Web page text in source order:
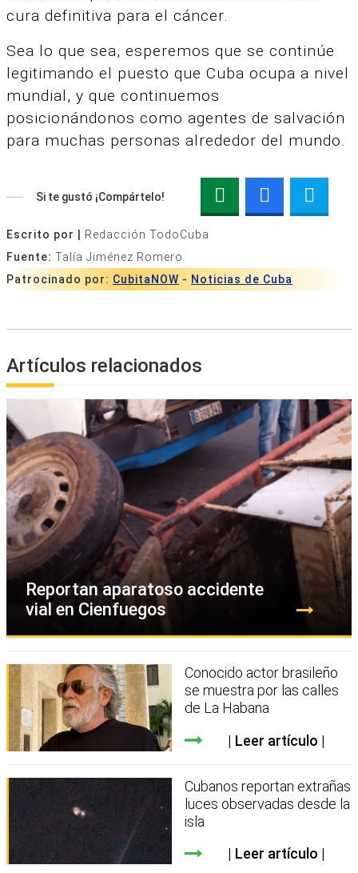
cura definitiva para el cáncer.
Sea lo que sea, esperemos que se continúe
legitimando el puesto que Cuba ocupa a nivel
mundial, y que continuemos
posicionándonos como agentes de salvación
para muchas personas alrededor del mundo.
Si te gustó ¡Compártelo!
Escrito por |
Redacción TodoCuba
Fuente: Talía Jiménez Romero
Patrocinado por: CubitaNOW - Noticias de Cuba
Artículos relacionados
Reportan aparatoso accidente
vial en Cienfuegos
Conocido actor brasileño
se muestra por las calles
de La Habana
Leer artículo
Cubanos reportan extrañas
luces observadas desde la
isla
Leer artículo